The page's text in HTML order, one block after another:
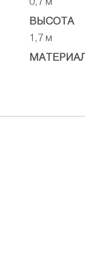
ВЫСОТА
1,7 м